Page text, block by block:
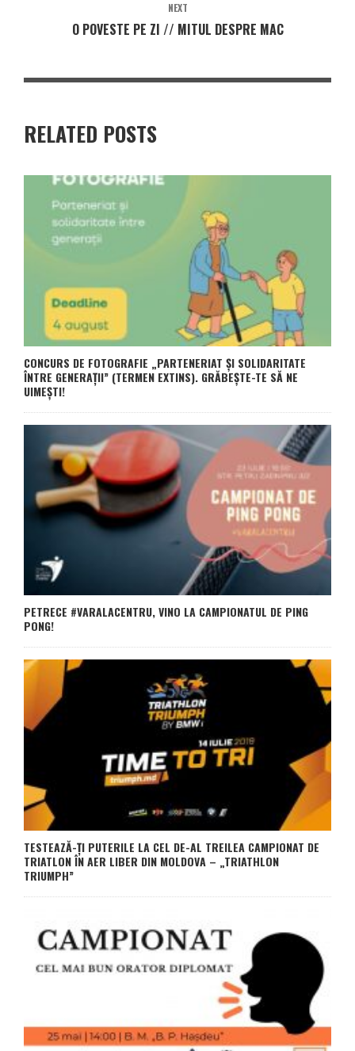
NEXT
O POVESTE PE ZI // MITUL DESPRE MAC
RELATED POSTS
CONCURS DE FOTOGRAFIE „PARTENERIAT ȘI SOLIDARITATE
ÎNTRE GENERAȚII” (TERMEN EXTINS). GRĂBEȘTE-TE SĂ NE
UIMEȘTI!
PETRECE #VARALACENTRU, VINO LA CAMPIONATUL DE PING
PONG!
TESTEAZĂ-ȚI PUTERILE LA CEL DE-AL TREILEA CAMPIONAT DE
TRIATLON ÎN AER LIBER DIN MOLDOVA – „TRIATHLON
TRIUMPH”